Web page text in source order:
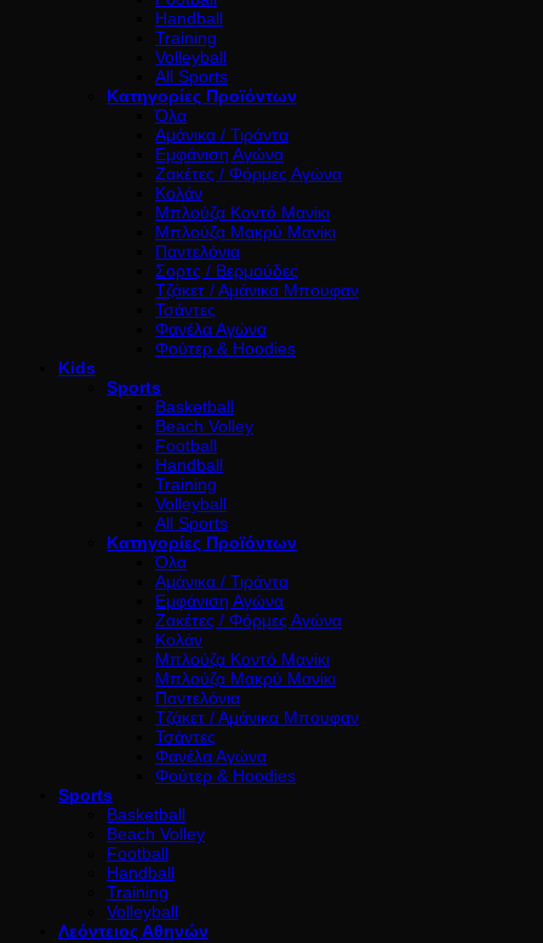
Handball
Training
Volleyball
All Sports
Κατηγορίες Προϊόντων
Όλα
Αμάνικα / Τιράντα
Εμφάνιση Αγώνα
Ζακέτες / Φόρμες Αγώνα
Κολάν
Μπλούζα Κοντό Μανίκι
Μπλούζα Μακρύ Μανίκι
Παντελόνια
Σορτς / Βερμούδες
Τζάκετ / Αμάνικα Μπουφαν
Τσάντες
Φανέλα Αγώνα
Φούτερ & Hoodies
Kids
Sports
Basketball
Beach Volley
Football
Handball
Training
Volleyball
All Sports
Κατηγορίες Προϊόντων
Όλα
Αμάνικα / Τιράντα
Εμφάνιση Αγώνα
Ζακέτες / Φόρμες Αγώνα
Κολάν
Μπλούζα Κοντό Μανίκι
Μπλούζα Μακρύ Μανίκι
Παντελόνια
Τζάκετ / Αμάνικα Μπουφαν
Τσάντες
Φανέλα Αγώνα
Φούτερ & Hoodies
Sports
Basketball
Beach Volley
Football
Handball
Training
Volleyball
Λεόντειος Αθηνών